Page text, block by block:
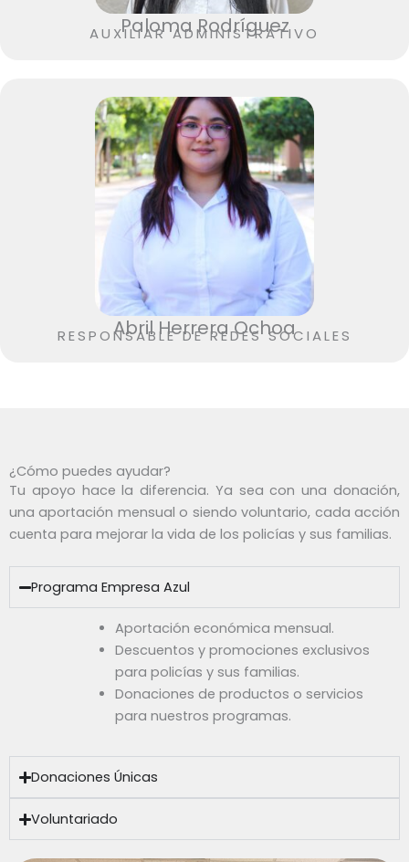
Paloma Rodríguez
AUXILIAR ADMINISTRATIVO
Abril Herrera Ochoa
RESPONSABLE DE REDES SOCIALES
¿Cómo puedes ayudar?
Tu apoyo hace la diferencia. Ya sea con una donación,
una aportación mensual o siendo voluntario, cada acción
cuenta para mejorar la vida de los policías y sus familias.
Programa Empresa Azul
Aportación económica mensual.
Descuentos y promociones exclusivos
para policías y sus familias.
Donaciones de productos o servicios
para nuestros programas.
Donaciones Únicas
Voluntariado